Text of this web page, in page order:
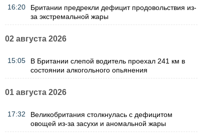
16:20
Британии предрекли дефицит продовольствия из-
за экстремальной жары
02 августа 2026
15:05
В Британии слепой водитель проехал 241 км в
состоянии алкогольного опьянения
01 августа 2026
17:32
Великобритания столкнулась с дефицитом
овощей из-за засухи и аномальной жары